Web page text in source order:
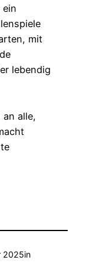
ein
mit
lebendig
an alle,
2025in